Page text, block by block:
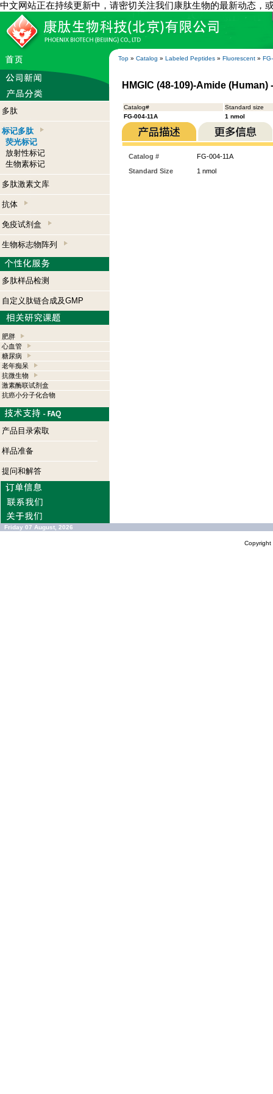
中文网站正在持续更新中，请密切关注我们康肽生物的最新动态，
Top » Catalog » Labeled Peptides » Fluorescent »
多肽
标记多肽
荧光标记
放射性标记
生物素标记
多肽激素文库
抗体
免疫试剂盒
生物标志物阵列
多肽样品检测
自定义肽链合成及GMP
肥胖
心血管
糖尿病
老年痴呆
抗微生物
激素酶联试剂盒
抗癌小分子化合物
产品目录索取
样品准备
提问和解答
HMGIC (48-109)-Amide (Human)
Catalog#
Standard size
FG-004-11A
1 nmol
Catalog #
FG-004-11A
Standard Size
1 nmol
Friday 07 August, 2026